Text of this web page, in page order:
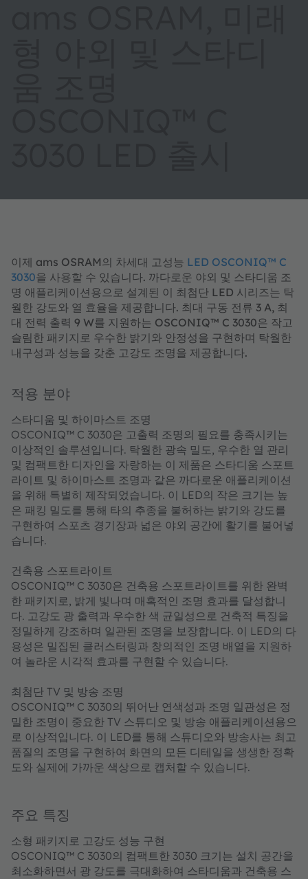
이제 ams OSRAM의 차세대 고성능 LED OSCONIQ™ C
3030을 사용할 수 있습니다. 까다로운 야외 및 스타디움 조
명 애플리케이션용으로 설계된 이 최첨단 LED 시리즈는 탁
월한 강도와 열 효율을 제공합니다. 최대 구동 전류 3 A, 최
대 전력 출력 9 W를 지원하는 OSCONIQ™ C 3030은 작고
슬림한 패키지로 우수한 밝기와 안정성을 구현하며 탁월한
내구성과 성능을 갖춘 고강도 조명을 제공합니다.
적용 분야
스타디움 및 하이마스트 조명
OSCONIQ™ C 3030은 고출력 조명의 필요를 충족시키는
이상적인 솔루션입니다. 탁월한 광속 밀도, 우수한 열 관리
및 컴팩트한 디자인을 자랑하는 이 제품은 스타디움 스포트
라이트 및 하이마스트 조명과 같은 까다로운 애플리케이션
을 위해 특별히 제작되었습니다. 이 LED의 작은 크기는 높
은 패킹 밀도를 통해 타의 추종을 불허하는 밝기와 강도를
구현하여 스포츠 경기장과 넓은 야외 공간에 활기를 불어넣
습니다.
건축용 스포트라이트
OSCONIQ™ C 3030은 건축용 스포트라이트를 위한 완벽
한 패키지로, 밝게 빛나며 매혹적인 조명 효과를 달성합니
다. 고강도 광 출력과 우수한 색 균일성으로 건축적 특징을
정밀하게 강조하며 일관된 조명을 보장합니다. 이 LED의 다
용성은 밀집된 클러스터링과 창의적인 조명 배열을 지원하
여 놀라운 시각적 효과를 구현할 수 있습니다.
최첨단 TV 및 방송 조명
OSCONIQ™ C 3030의 뛰어난 연색성과 조명 일관성은 정
밀한 조명이 중요한 TV 스튜디오 및 방송 애플리케이션용으
로 이상적입니다. 이 LED를 통해 스튜디오와 방송사는 최고
품질의 조명을 구현하여 화면의 모든 디테일을 생생한 정확
도와 실제에 가까운 색상으로 캡처할 수 있습니다.
주요 특징
소형 패키지로 고강도 성능 구현
OSCONIQ™ C 3030의 컴팩트한 3030 크기는 설치 공간을
최소화하면서 광 강도를 극대화하여 스타디움과 건축용 스